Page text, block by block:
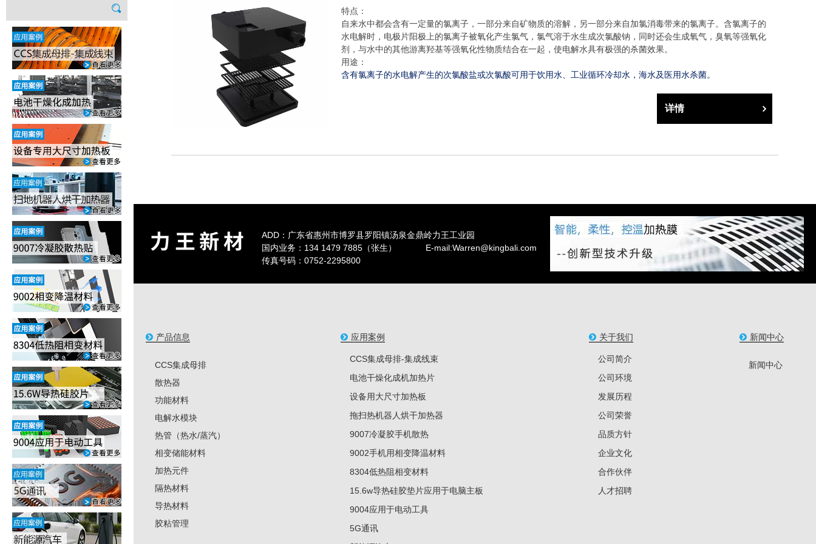
特点：
自来水中都会含有一定量的氯离子，一部分来自矿物质的溶解，另一部分来自加氯消毒带来的氯离子。含氯离子的
水电解时，电极片阳极上的氯离子被氧化产生氯气，氯气溶于水生成次氯酸钠，同时还会生成氧气，臭氧等强氧化
剂，与水中的其他游离羟基等强氧化性物质结合在一起，使电解水具有极强的杀菌效果。
用途：
含有氯离子的水电解产生的次氯酸盐或次氯酸可用于饮用水、工业循环冷却水，海水及医用水杀菌。
详情
ADD：广东省惠州市博罗县罗阳镇汤泉金鼎岭力王工业园
国内业务：134 1479 7885（张生） E-mail:Warren@kingbali.com
传真号码：0752-2295800
产品信息
CCS集成母排
散热器
功能材料
电解水模块
热管（热水/蒸汽）
相变储能材料
加热元件
隔热材料
导热材料
胶粘管理
应用案例
CCS集成母排-集成线束
电池干燥化成机加热片
设备用大尺寸加热板
拖扫热机器人烘干加热器
9007冷凝胶手机散热
9002手机用相变降温材料
8304低热阻相变材料
15.6w导热硅胶垫片应用于电脑主板
9004应用于电动工具
5G通讯
关于我们
公司简介
公司环境
发展历程
公司荣誉
品质方针
企业文化
合作伙伴
人才招聘
新闻中心
新闻中心